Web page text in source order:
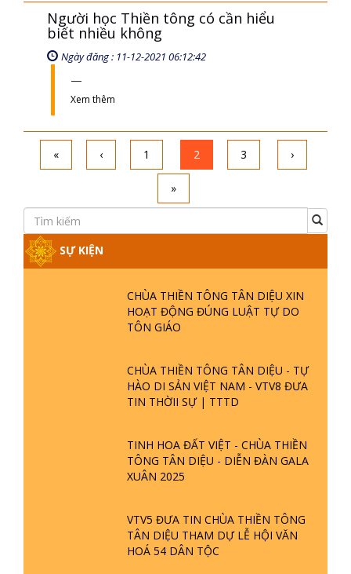
Người học Thiền tông có cần hiểu
biết nhiều không
Ngày đăng : 11-12-2021 06:12:42
Xem thêm
« ‹ 1 2 3 ›
»
SỰ KIỆN
CHÙA THIỀN TÔNG TÂN DIỆU XIN
HOẠT ĐỘNG ĐÚNG LUẬT TỰ DO
TÔN GIÁO
CHÙA THIỀN TÔNG TÂN DIỆU - TỰ
HÀO DI SẢN VIỆT NAM - VTV8 ĐƯA
TIN THỜII SỰ | TTTD
TINH HOA ĐẤT VIỆT - CHÙA THIỀN
TÔNG TÂN DIỆU - DIỄN ĐÀN GALA
XUÂN 2025
VTV5 ĐƯA TIN CHÙA THIỀN TÔNG
TÂN DIỆU THAM DỰ LỄ HỘI VĂN
HOÁ 54 DÂN TỘC